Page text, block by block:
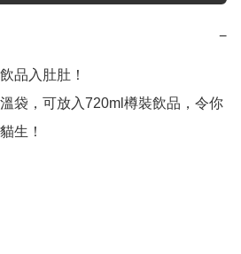
−
品入肚肚！
袋，可放入720ml樽裝飲品，令你